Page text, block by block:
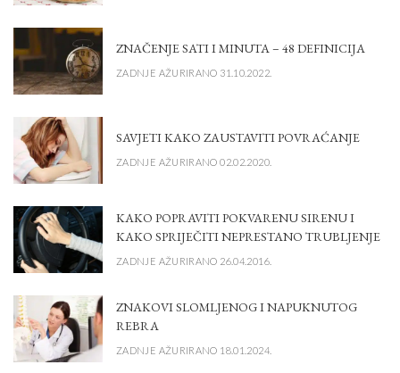
ZNAČENJE SATI I MINUTA – 48 DEFINICIJA
ZADNJE AŽURIRANO 31.10.2022.
SAVJETI KAKO ZAUSTAVITI POVRAĆANJE
ZADNJE AŽURIRANO 02.02.2020.
KAKO POPRAVITI POKVARENU SIRENU I
KAKO SPRIJEČITI NEPRESTANO TRUBLJENJE
ZADNJE AŽURIRANO 26.04.2016.
ZNAKOVI SLOMLJENOG I NAPUKNUTOG
REBRA
ZADNJE AŽURIRANO 18.01.2024.